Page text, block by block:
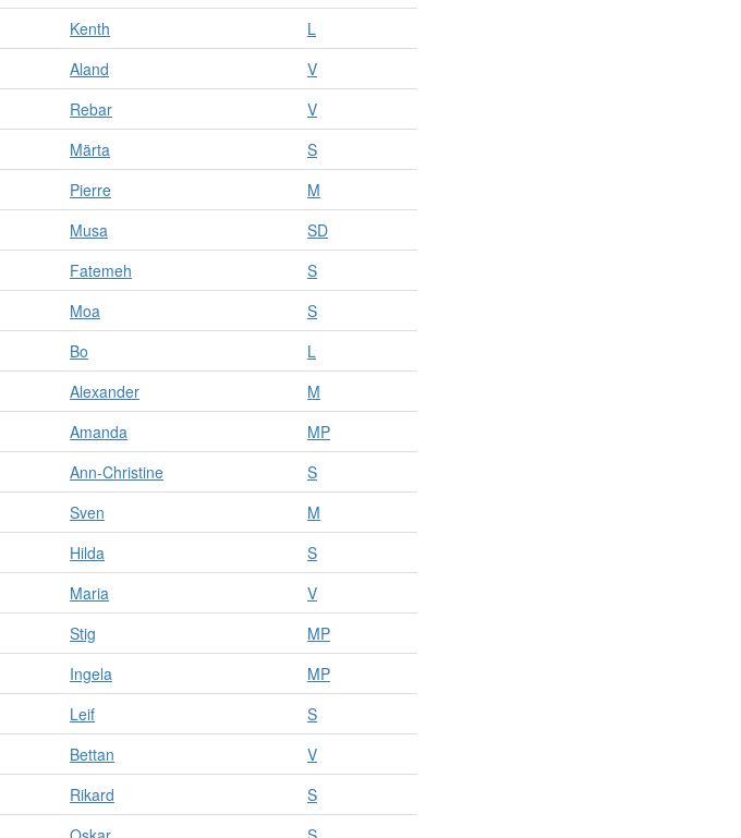
Kenth
L
Aland
V
Rebar
V
Märta
S
Pierre
M
Musa
SD
Fatemeh
S
Moa
S
Bo
L
Alexander
M
Amanda
MP
Ann-Christine
S
Sven
M
Hilda
S
Maria
V
Stig
MP
Ingela
MP
Leif
S
Bettan
V
Rikard
S